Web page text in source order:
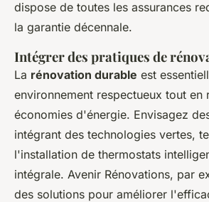
dispose de toutes les assurances
la garantie décennale.
Intégrer des pratiques de
La rénovation durable est
environnement respectueux tout en
économies d'énergie. Envisagez
intégrant des technologies vertes,
l'installation de thermostats
intégrale. Avenir Rénovations, par
des solutions pour améliorer